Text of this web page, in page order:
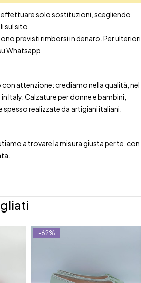
effettuare solo sostituzioni, scegliendo
sul sito.
previsti rimborsi in denaro. Per ulteriori
Whatsapp
attenzione: crediamo nella qualità, nel
Italy. Calzature per donne e bambini,
realizzate da artigiani italiani.
a trovare la misura giusta per te, con
-62%